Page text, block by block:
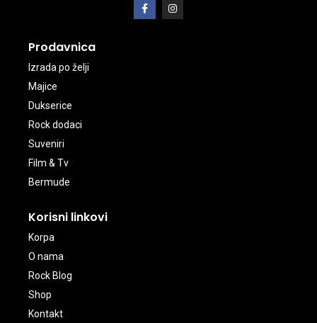
Prodavnica
Izrada po želji
Majice
Dukserice
Rock dodaci
Suveniri
Film & Tv
Bermude
Korisni linkovi
Korpa
O nama
Rock Blog
Shop
Kontakt